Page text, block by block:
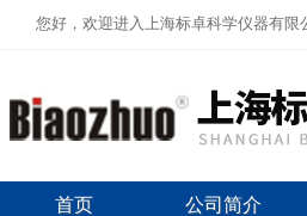
您好，欢迎进入上海标卓科学仪器有限
首页 公司简介